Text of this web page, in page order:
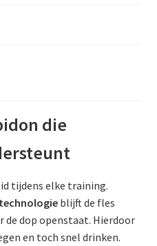
die
tijdens elke training.
blijft de fles
de dop openstaat. Hierdoor
en toch snel drinken.